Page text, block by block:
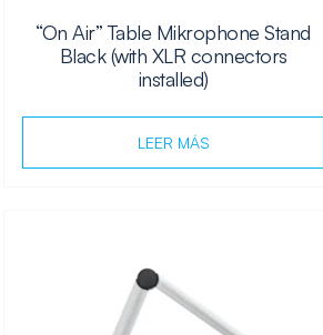
“On Air” Table Mikrophone Stand
Black (with XLR connectors
installed)
LEER MÁS